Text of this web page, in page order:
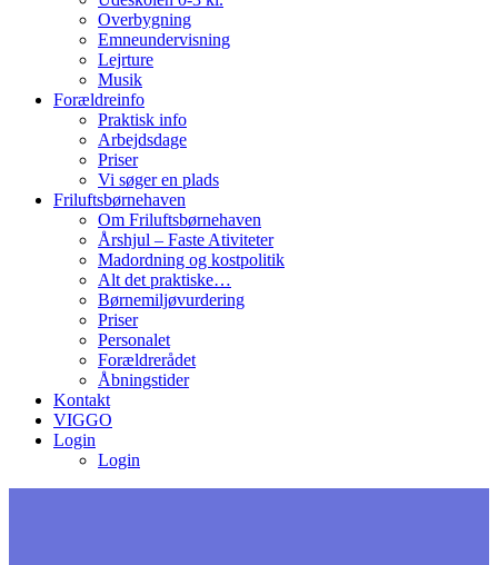
Overbygning
Emneundervisning
Lejrture
Musik
Forældreinfo
Praktisk info
Arbejdsdage
Priser
Vi søger en plads
Friluftsbørnehaven
Om Friluftsbørnehaven
Årshjul – Faste Ativiteter
Madordning og kostpolitik
Alt det praktiske…
Børnemiljøvurdering
Priser
Personalet
Forældrerådet
Åbningstider
Kontakt
VIGGO
Login
Login